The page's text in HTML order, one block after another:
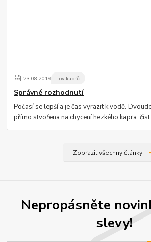
23.08.2019 Lov kaprů
Správné rozhodnutí
Počasí se lepší a je čas vyrazit k vodě.
přímo stvořena na chycení hezkého kapra.
Zobrazit všechny články
Nepropásněte
slevy!